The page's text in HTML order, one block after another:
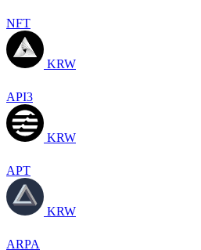
NFT
KRW
API3
KRW
APT
KRW
ARPA